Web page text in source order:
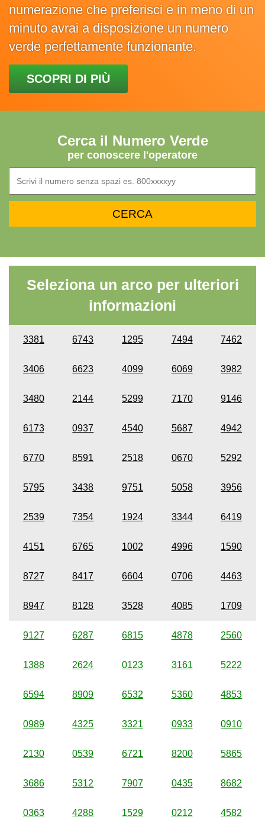
numerazione che preferisci e in meno di un
minuto avrai a disposizione un numero
verde perfettamente funzionante.
SCOPRI DI PIÙ
Cerca il Numero Verde
per conoscere l'operatore
Seleziona un arco per ulteriori
informazioni
3381 6743 1295 7494 7462
3406 6623 4099 6069 3982
3480 2144 5299 7170 9146
6173 0937 4540 5687 4942
6770 8591 2518 0670 5292
5795 3438 9751 5058 3956
2539 7354 1924 3344 6419
4151 6765 1002 4996 1590
8727 8417 6604 0706 4463
8947 8128 3528 4085 1709
9127 6287 6815 4878 2560
1388 2624 0123 3161 5222
6594 8909 6532 5360 4853
0989 4325 3321 0933 0910
2130 0539 6721 8200 5865
3686 5312 7907 0435 8682
0363 4288 1529 0212 4582